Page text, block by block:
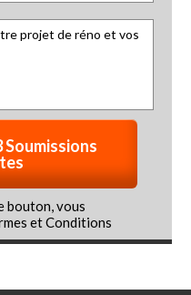
bouton, vous
et Conditions